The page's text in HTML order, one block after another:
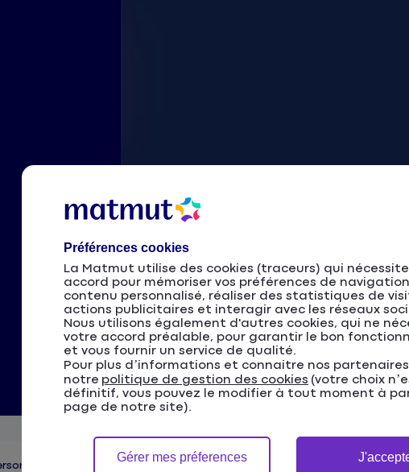
protégées par la Mutuelle Ociane Matmut
Préférences cookies
La Matmut utilise des cookies (traceurs) qui
accord pour mémoriser vos préférences de
contenu personnalisé, réaliser des statistiques de
actions publicitaires et interagir avec les réseaux
Nous utilisons également d'autres cookies, qui ne
votre accord préalable, pour garantir le bon
et vous fournir un service de qualité.
Pour plus d’informations et connaitre nos
notre politique de gestion des cookies (votre choix
définitif, vous pouvez le modifier à tout moment à
page de notre site).
Gérer mes préferences